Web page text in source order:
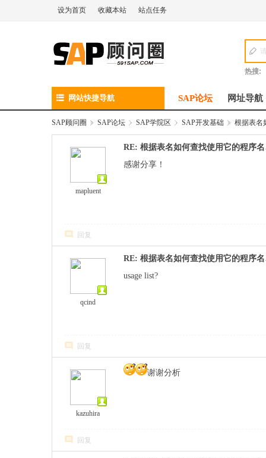
设为首页 收藏本站 站点任务
热搜:
网站快捷导航 SAP论坛 网址导航
SAP顾问圈 » SAP论坛 › SAP学院区 › SAP开发基础 » 根据表名
mapluent
RE: 根据表名如何查找使用它的程序
感谢分享！
回复
qcind
RE: 根据表名如何查找使用它的程序
usage list?
回复
kazuhira
谢谢分析
回复